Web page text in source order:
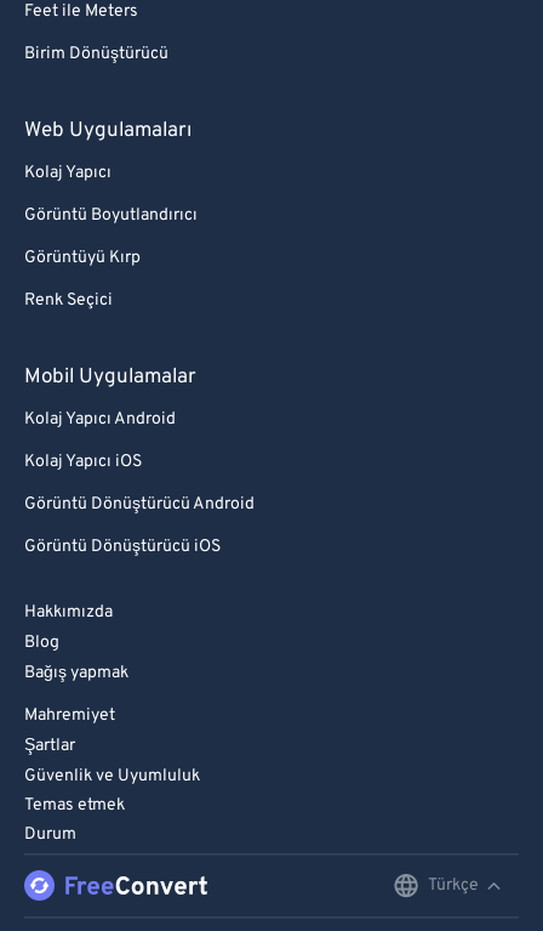
Feet ile Meters
Birim Dönüştürücü
Web Uygulamaları
Kolaj Yapıcı
Görüntü Boyutlandırıcı
Görüntüyü Kırp
Renk Seçici
Mobil Uygulamalar
Kolaj Yapıcı Android
Kolaj Yapıcı iOS
Görüntü Dönüştürücü Android
Görüntü Dönüştürücü iOS
Hakkımızda
Blog
Bağış yapmak
Mahremiyet
Şartlar
Güvenlik ve Uyumluluk
Temas etmek
Durum
Türkçe